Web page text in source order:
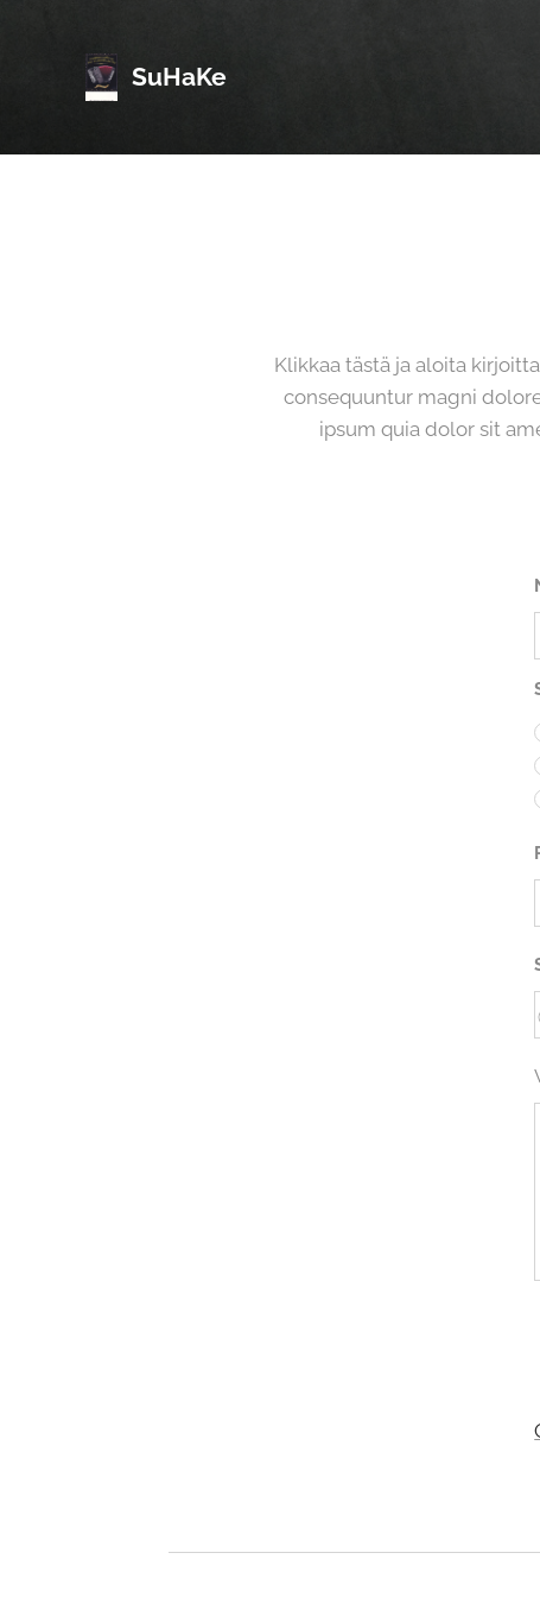
SuHaKe
Klikkaa tästä ja aloita
consequuntur magni
ipsum quia dolor sit